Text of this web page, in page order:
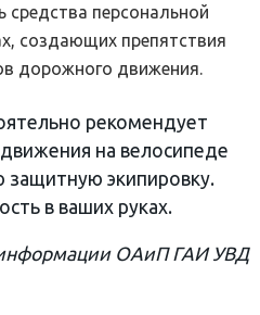
средства персональной
создающих препятствия
дорожного движения.
рекомендует
на велосипеде
экипировку.
в ваших руках.
ОАиП ГАИ УВД